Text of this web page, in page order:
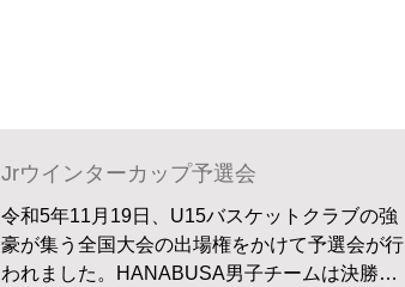
Jrウインターカップ予選会
令和5年11月19日、U15バスケットクラブの強
豪が集う全国大会の出場権をかけて予選会が行
われました。HANABUSA男子チームは決勝に